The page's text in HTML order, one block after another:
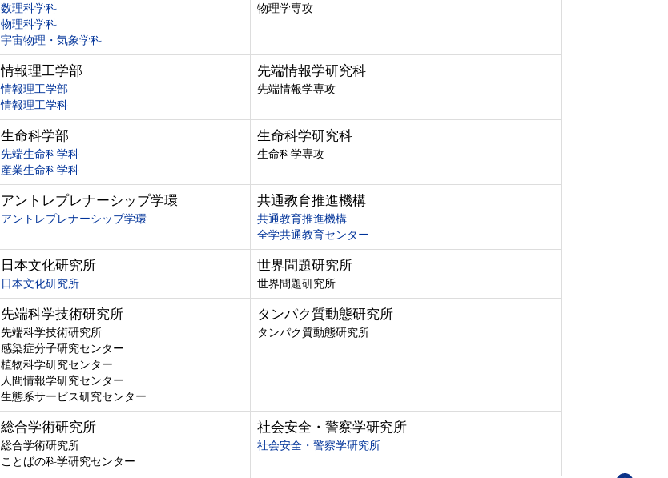
数理科学科
物理科学科
宇宙物理・気象学科
物理学専攻
情報理工学部
情報理工学部
情報理工学科
先端情報学研究科
先端情報学専攻
生命科学部
先端生命科学科
産業生命科学科
生命科学研究科
生命科学専攻
アントレプレナーシップ学環
アントレプレナーシップ学環
共通教育推進機構
共通教育推進機構
全学共通教育センター
日本文化研究所
日本文化研究所
世界問題研究所
世界問題研究所
先端科学技術研究所
先端科学技術研究所
感染症分子研究センター
植物科学研究センター
人間情報学研究センター
生態系サービス研究センター
タンパク質動態研究所
タンパク質動態研究所
総合学術研究所
総合学術研究所
ことばの科学研究センター
社会安全・警察学研究所
社会安全・警察学研究所